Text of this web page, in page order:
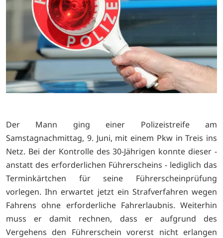
Der Mann ging einer Polizeistreife am
Samstagnachmittag, 9. Juni, mit einem Pkw in Treis ins
Netz. Bei der Kontrolle des 30-Jährigen konnte dieser -
anstatt des erforderlichen Führerscheins - lediglich das
Terminkärtchen für seine Führerscheinprüfung
vorlegen. Ihn erwartet jetzt ein Strafverfahren wegen
Fahrens ohne erforderliche Fahrerlaubnis. Weiterhin
muss er damit rechnen, dass er aufgrund des
Vergehens den Führerschein vorerst nicht erlangen